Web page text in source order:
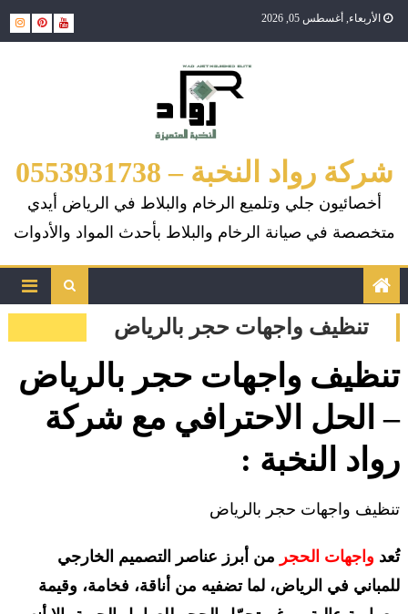
Skip
الأربعاء, أغسطس 05, 2026
شركة رواد النخبة – 0553931738
أخصائيون جلي وتلميع الرخام والبلاط في الرياض أيدي
متخصصة في صيانة الرخام والبلاط بأحدث المواد والأدوات
تنظيف واجهات حجر بالرياض
تنظيف واجهات حجر بالرياض
– الحل الاحترافي مع شركة
رواد النخبة :
تنظيف واجهات حجر بالرياض
تُعد واجهات الحجر من أبرز عناصر التصميم الخارجي
للمباني في الرياض، لما تضفيه من أناقة، فخامة، وقيمة